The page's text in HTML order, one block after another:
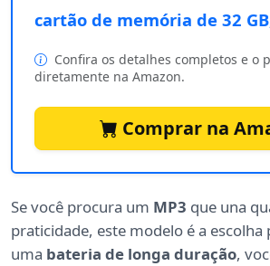
cartão de memória de 32
Confira os detalhes completos e o
diretamente na Amazon.
Comprar na
Se você procura um MP3 que una
praticidade, este modelo é a escolha
uma bateria de longa duração,